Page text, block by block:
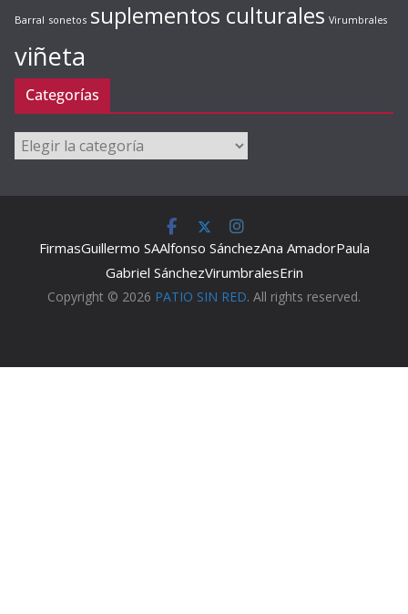
Barral sonetos suplementos culturales Virumbrales
viñeta
Categorías
Categorías
FirmasGuillermo SAAlfonso SánchezAna AmadorPaula
Gabriel SánchezVirumbralesErin
Copyright © 2026 PATIO SIN RED. All rights reserved.